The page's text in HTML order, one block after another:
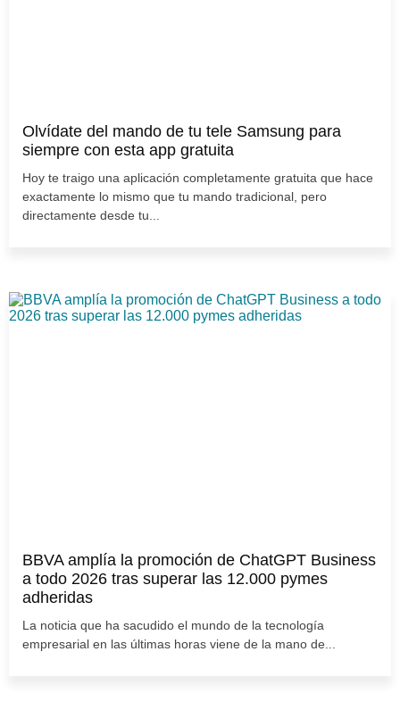
Olvídate del mando de tu tele Samsung para
siempre con esta app gratuita
Hoy te traigo una aplicación completamente gratuita que hace
exactamente lo mismo que tu mando tradicional, pero
directamente desde tu...
BBVA amplía la promoción de ChatGPT Business
a todo 2026 tras superar las 12.000 pymes
adheridas
La noticia que ha sacudido el mundo de la tecnología
empresarial en las últimas horas viene de la mano de...